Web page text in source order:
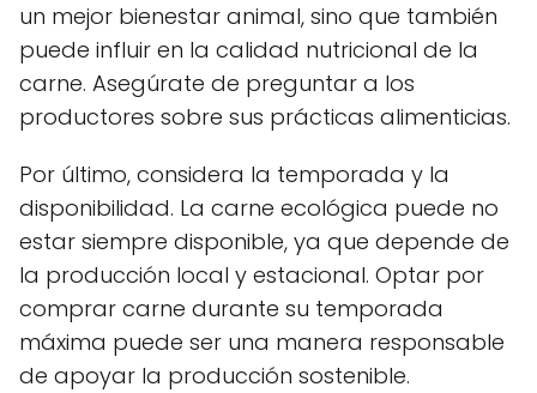
un mejor bienestar animal, sino que también
puede influir en la calidad nutricional de la
carne. Asegúrate de preguntar a los
productores sobre sus prácticas alimenticias.
Por último, considera la temporada y la
disponibilidad. La carne ecológica puede no
estar siempre disponible, ya que depende de
la producción local y estacional. Optar por
comprar carne durante su temporada
máxima puede ser una manera responsable
de apoyar la producción sostenible.